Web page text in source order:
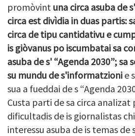
promòvint una circa asuba de
circa est divìdia in duas partis:
circa de tipu cantidativu e
is giòvanus po iscumbatai sa
asuba de s' “Agenda 2030”; sa
su mundu de s'informatzioni e
sua a fueddai de s “Agenda
Custa parti de sa circa analizat
dificultadis de is giornalistas
interessu asuba de is temas de